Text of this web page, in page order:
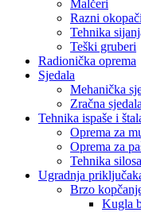
Malčeri
Razni
Tehnika
Teški gruberi
Radionička oprema
Sjedala
Mehanička
Zračna sjedala
Tehnika ispaše i
Oprema za
Oprema za
Tehnika silosa
Ugradnja
Brzo
Kugla